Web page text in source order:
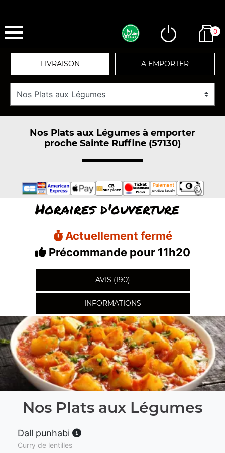
0
LIVRAISON A EMPORTER
Nos Plats aux Légumes à emporter
proche Sainte Ruffine (57130)
Horaires d'ouverture
Actuellement fermé
Précommande pour 11h20
AVIS (190)
INFORMATIONS
Nos Plats aux Légumes
Dall punhabi
Curry de lentilles